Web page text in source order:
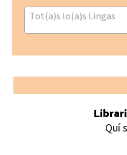
Tot(a)s lo(a)s Lingas
Footer
Quí